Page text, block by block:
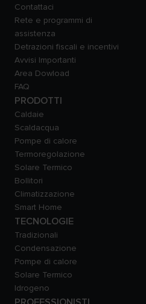
Contattaci
Rete e programmi di
assistenza
Detrazioni fiscali e incentivi
Avvisi Importanti
Area Dowload
FAQ
PRODOTTI
Caldaie
Scaldacqua
Pompe di calore
Termoregolazione
Solare Termico
Bollitori
Climatizzazione
Smart Home
TECNOLOGIE
Tradizionali
Condensazione
Pompe di calore
Solare Termico
Idrogeno